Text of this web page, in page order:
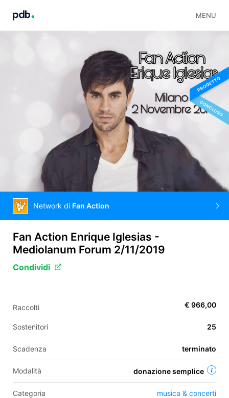
MENU
IT
ES
Network di Fan Action
Fan Action Enrique Iglesias -
Mediolanum Forum 2/11/2019
Condividi
Raccolti € 966,00
Sostenitori 25
Scadenza terminato
Modalità donazione semplice
Categoria musica & concerti